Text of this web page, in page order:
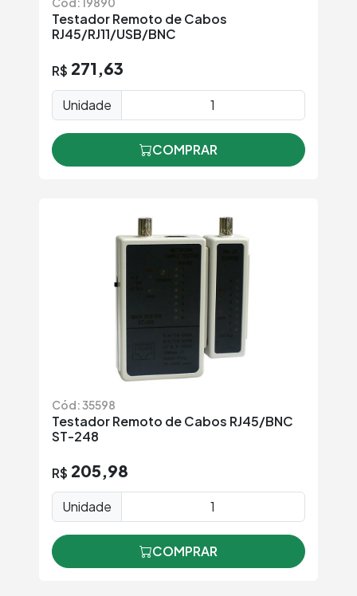
Testador Remoto de Cabos
RJ45/RJ11/USB/BNC
R$ 271,63
Unidade
COMPRAR
Cód: 35598
Testador Remoto de Cabos RJ45/BNC
ST-248
R$ 205,98
Unidade
COMPRAR